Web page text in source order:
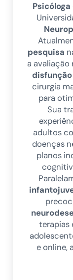
pesquisa
a
cirurgia
para
Sua
adultos
doenças
planos
terapias
e online,